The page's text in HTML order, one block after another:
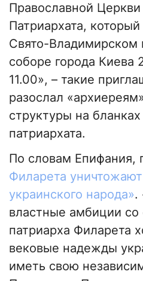
Православной Церкви
Патриархата,
Свято-Владимирском
соборе города Киева
11.00», – такие
разослал
структуры на
патриархата.
По словам Епифания,
Филарета
украинского народа».
властные амбиции со
патриарха Филарета
вековые надежды
иметь свою